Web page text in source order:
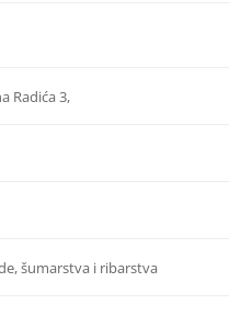
Radića 3,
šumarstva i ribarstva